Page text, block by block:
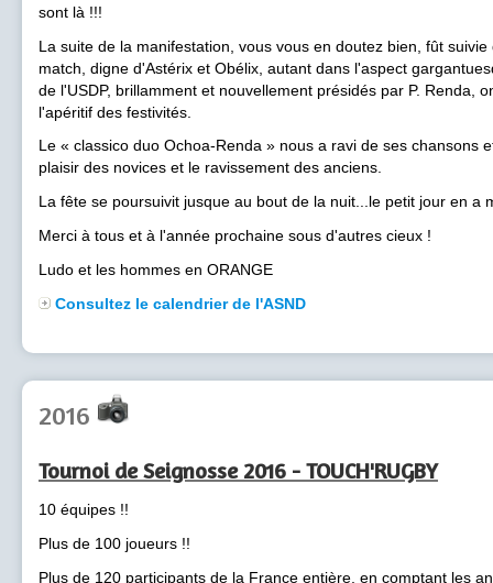
sont là !!!
La suite de la manifestation, vous vous en doutez bien, fût
match, digne d'Astérix et Obélix, autant dans l'aspect
de l'USDP, brillamment et nouvellement présidés par P. Renda,
l'apéritif des festivités.
Le « classico duo Ochoa-Renda » nous a ravi de ses chansons
plaisir des novices et le ravissement des anciens.
La fête se poursuivit jusque au bout de la nuit...le petit jour en a
Merci à tous et à l'année prochaine sous d'autres cieux !
Ludo et les hommes en ORANGE
Consultez le calendrier de l'ASND
2016
Tournoi de Seignosse 2016 - TOUCH'RUGBY
10 équipes !!
Plus de 100 joueurs !!
Plus de 120 participants de la France entière, en comptant les